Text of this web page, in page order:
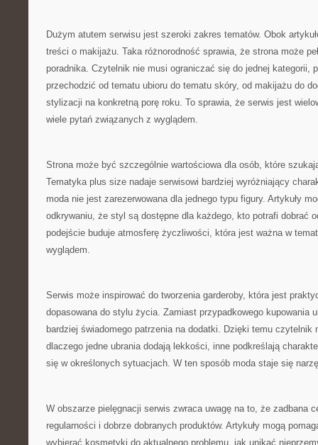
Dużym atutem serwisu jest szeroki zakres tematów. Obok
treści o makijażu. Taka różnorodność sprawia, że strona może
poradnika. Czytelnik nie musi ograniczać się do jednej kategorii,
przechodzić od tematu ubioru do tematu skóry, od makijażu do
stylizacji na konkretną porę roku. To sprawia, że serwis jest
wiele pytań związanych z wyglądem.
Strona może być szczególnie wartościowa dla osób, które
Tematyka plus size nadaje serwisowi bardziej wyróżniający
moda nie jest zarezerwowana dla jednego typu figury. Artykuły
odkrywaniu, że styl są dostępne dla każdego, kto potrafi dobrać
podejście buduje atmosferę życzliwości, która jest ważna w
wyglądem.
Serwis może inspirować do tworzenia garderoby, która jest
dopasowana do stylu życia. Zamiast przypadkowego kupowania
bardziej świadomego patrzenia na dodatki. Dzięki temu czytelnik
dlaczego jedne ubrania dodają lekkości, inne podkreślają
się w określonych sytuacjach. W ten sposób moda staje się
W obszarze pielęgnacji serwis zwraca uwagę na to, że zadbana
regularności i dobrze dobranych produktów. Artykuły mogą
wybierać kosmetyki do aktualnego problemu, jak unikać